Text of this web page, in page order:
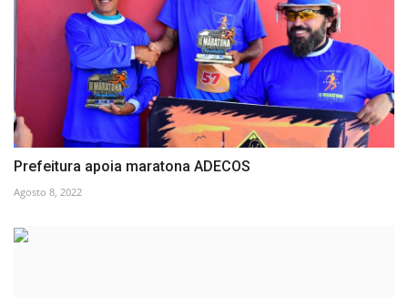
Prefeitura apoia maratona ADECOS
Agosto 8, 2022